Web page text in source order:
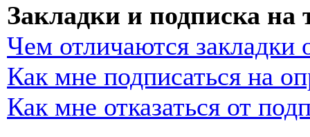
Закладки и подписка на
Чем отличаются закладки
Как мне подписаться на
Как мне отказаться от